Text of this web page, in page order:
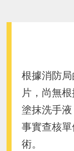
根據消防
片，尚無
塗抹洗手
事實查核
術。